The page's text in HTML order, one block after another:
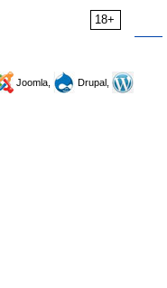
18+
Joomla,
Drupal,